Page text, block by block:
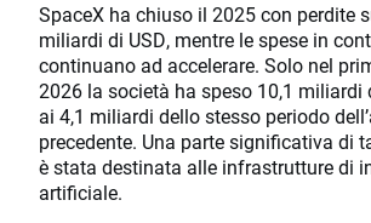
SpaceX ha chiuso il 2025 con perdite
miliardi di USD, mentre le spese in
continuano ad accelerare. Solo nel
2026 la società ha speso 10,1 miliardi
ai 4,1 miliardi dello stesso periodo
precedente. Una parte significativa di
è stata destinata alle infrastrutture di
artificiale.